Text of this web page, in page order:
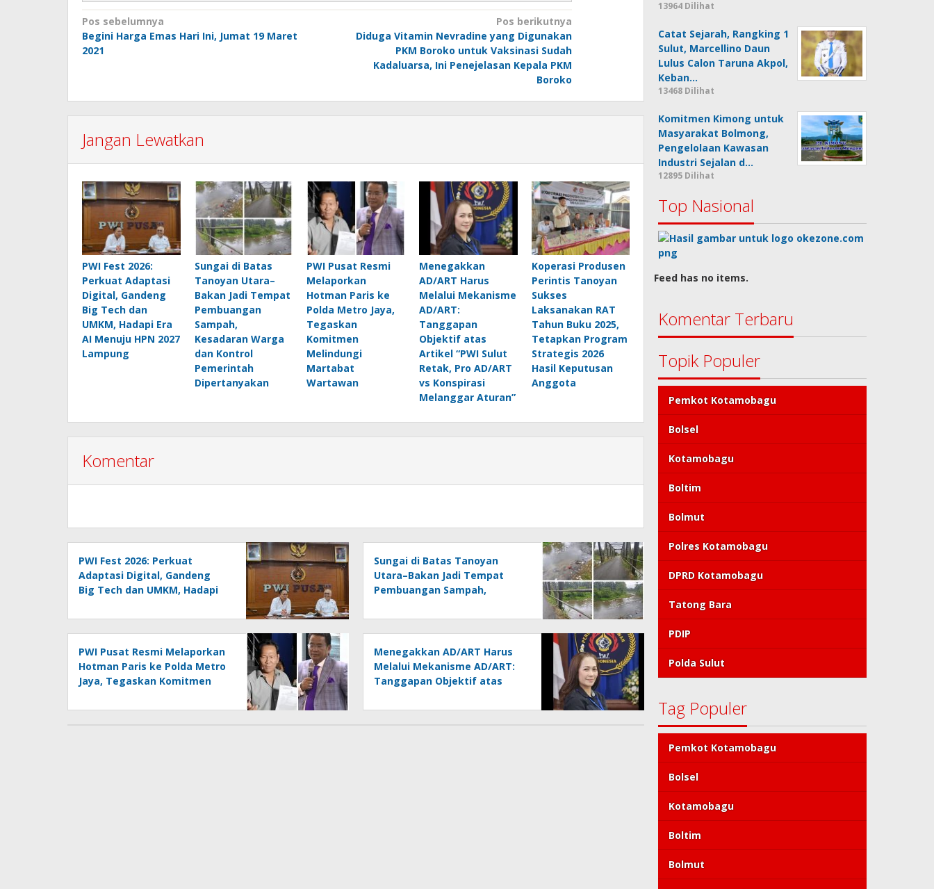
Navigasi
pos
Pos sebelumnya
Begini Harga Emas Hari Ini, Jumat 19 Maret
2021
Pos berikutnya
Diduga Vitamin Nevradine yang Digunakan
PKM Boroko untuk Vaksinasi Sudah
Kadaluarsa, Ini Penejelasan Kepala PKM
Boroko
Jangan Lewatkan
PWI Fest 2026:
Perkuat Adaptasi
Digital, Gandeng
Big Tech dan
UMKM, Hadapi Era
AI Menuju HPN 2027
Lampung
Sungai di Batas
Tanoyan Utara–
Bakan Jadi Tempat
Pembuangan
Sampah,
Kesadaran Warga
dan Kontrol
Pemerintah
Dipertanyakan
PWI Pusat Resmi
Melaporkan
Hotman Paris ke
Polda Metro Jaya,
Tegaskan
Komitmen
Melindungi
Martabat
Wartawan
Menegakkan
AD/ART Harus
Melalui Mekanisme
AD/ART:
Tanggapan
Objektif atas
Artikel “PWI Sulut
Retak, Pro AD/ART
vs Konspirasi
Melanggar Aturan”
Koperasi Produsen
Perintis Tanoyan
Sukses
Laksanakan RAT
Tahun Buku 2025,
Tetapkan Program
Strategis 2026
Hasil Keputusan
Anggota
Komentar
PWI Fest 2026: Perkuat
Adaptasi Digital, Gandeng
Big Tech dan UMKM, Hadapi
Lampung
Sungai di Batas Tanoyan
Utara–Bakan Jadi Tempat
Pembuangan Sampah,
Kontrol Pemerintah
Dipertanyakan
PWI Pusat Resmi Melaporkan
Hotman Paris ke Polda Metro
Jaya, Tegaskan Komitmen
Wartawan
Menegakkan AD/ART Harus
Melalui Mekanisme AD/ART:
Tanggapan Objektif atas
AD/ART vs Konspirasi
13964 Dilihat
Catat Sejarah, Rangking 1
Sulut, Marcellino Daun
Lulus Calon Taruna Akpol,
Keban…
13468 Dilihat
Komitmen Kimong untuk
Masyarakat Bolmong,
Pengelolaan Kawasan
Industri Sejalan d…
12895 Dilihat
Top Nasional
Feed has no items.
Komentar Terbaru
Topik Populer
Pemkot Kotamobagu
Bolsel
Kotamobagu
Boltim
Bolmut
Polres Kotamobagu
DPRD Kotamobagu
Tatong Bara
PDIP
Polda Sulut
Tag Populer
Pemkot Kotamobagu
Bolsel
Kotamobagu
Boltim
Bolmut